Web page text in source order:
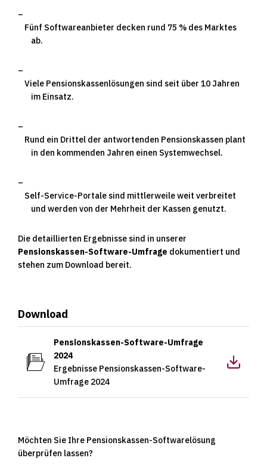
Fünf Softwareanbieter decken rund 75 % des Marktes
ab.
Viele Pensionskassenlösungen sind seit über 10 Jahren
im Einsatz.
Rund ein Drittel der antwortenden Pensionskassen plant
in den kommenden Jahren einen Systemwechsel.
Self-Service-Portale sind mittlerweile weit verbreitet
und werden von der Mehrheit der Kassen genutzt.
Die detaillierten Ergebnisse sind in unserer
Pensionskassen-Software-Umfrage dokumentiert und
stehen zum Download bereit.
Download
Pensionskassen-Software-Umfrage
2024
Ergebnisse Pensionskassen-Software-
Umfrage 2024
Möchten Sie Ihre Pensionskassen-Softwarelösung
überprüfen lassen?